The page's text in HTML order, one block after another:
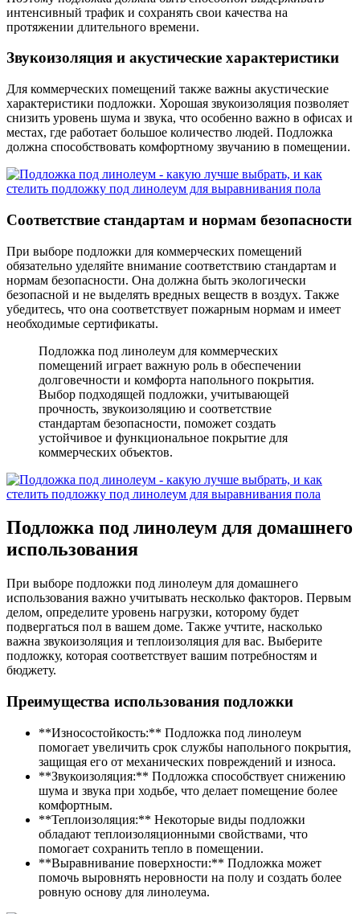
интенсивный трафик и сохранять свои качества на
протяжении длительного времени.
Звукоизоляция и акустические характеристики
Для коммерческих помещений также важны акустические
характеристики подложки. Хорошая звукоизоляция позволяет
снизить уровень шума и звука, что особенно важно в офисах и
местах, где работает большое количество людей. Подложка
должна способствовать комфортному звучанию в помещении.
Соответствие стандартам и нормам безопасности
При выборе подложки для коммерческих помещений
обязательно уделяйте внимание соответствию стандартам и
нормам безопасности. Она должна быть экологически
безопасной и не выделять вредных веществ в воздух. Также
убедитесь, что она соответствует пожарным нормам и имеет
необходимые сертификаты.
Подложка под линолеум для коммерческих
помещений играет важную роль в обеспечении
долговечности и комфорта напольного покрытия.
Выбор подходящей подложки, учитывающей
прочность, звукоизоляцию и соответствие
стандартам безопасности, поможет создать
устойчивое и функциональное покрытие для
коммерческих объектов.
Подложка под линолеум для домашнего
использования
При выборе подложки под линолеум для домашнего
использования важно учитывать несколько факторов. Первым
делом, определите уровень нагрузки, которому будет
подвергаться пол в вашем доме. Также учтите, насколько
важна звукоизоляция и теплоизоляция для вас. Выберите
подложку, которая соответствует вашим потребностям и
бюджету.
Преимущества использования подложки
**Износостойкость:** Подложка под линолеум
помогает увеличить срок службы напольного покрытия,
защищая его от механических повреждений и износа.
**Звукоизоляция:** Подложка способствует снижению
шума и звука при ходьбе, что делает помещение более
комфортным.
**Теплоизоляция:** Некоторые виды подложки
обладают теплоизоляционными свойствами, что
помогает сохранить тепло в помещении.
**Выравнивание поверхности:** Подложка может
помочь выровнять неровности на полу и создать более
ровную основу для линолеума.